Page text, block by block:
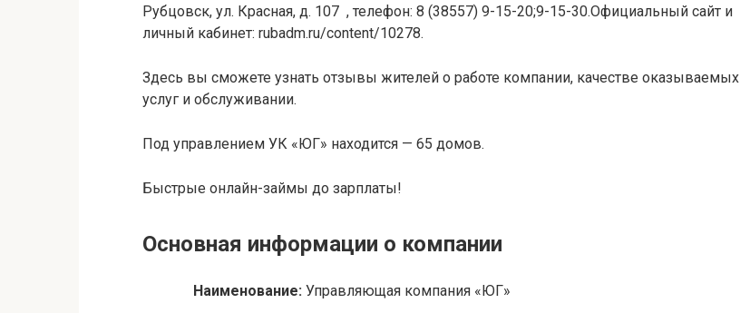
Рубцовск, ул. Красная, д. 107 , телефон: 8 (38557) 9-15-20;9-15-30.Официальный сайт и
личный кабинет: rubadm.ru/content/10278.
Здесь вы сможете узнать отзывы жителей о работе компании, качестве оказываемых
услуг и обслуживании.
Под управлением УК «ЮГ» находится — 65 домов.
Быстрые онлайн-займы до зарплаты!
Основная информации о компании
Наименование: Управляющая компания «ЮГ»